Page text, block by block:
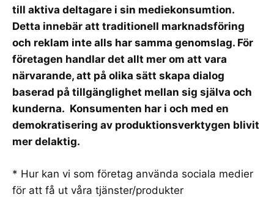
till aktiva deltagare i sin mediekonsumtion.
Detta innebär att traditionell marknadsföring
och reklam inte alls har samma genomslag. För
företagen handlar det allt mer om att vara
närvarande, att på olika sätt skapa dialog
baserad på tillgänglighet mellan sig själva och
kunderna. Konsumenten har i och med en
demokratisering av produktionsverktygen blivit
mer delaktig.
* Hur kan vi som företag använda sociala medier
för att få ut våra tjänster/produkter